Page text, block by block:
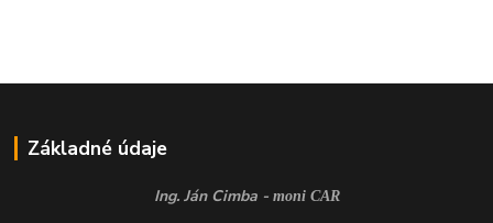
Základné údaje
Ing. Ján Cimba - moni CAR